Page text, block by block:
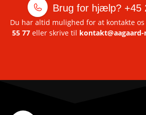
Brug for hjælp? +45
Du har altid mulighed for at kontakte
55 77 eller skrive til